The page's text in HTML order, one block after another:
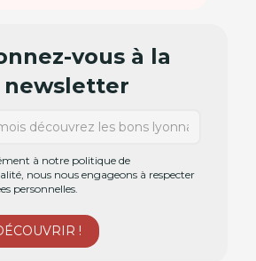
vous à la
newsletter
à notre politique de
nous nous engageons à respecter
personnelles.